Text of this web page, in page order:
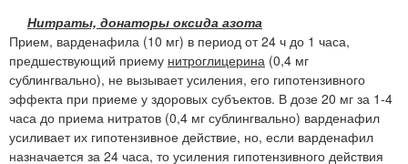
Нитраты, донаторы оксида азота
Прием, варденафила (10 мг) в период от 24 ч до 1 часа,
предшествующий приему нитроглицерина (0,4 мг
сублингвально), не вызывает усиления, его гипотензивного
эффекта при приеме у здоровых субъектов. В дозе 20 мг за 1-4
часа до приема нитратов (0,4 мг сублингвально) варденафил
усиливает их гипотензивное действие, но, если варденафил
назначается за 24 часа, то усиления гипотензивного действия